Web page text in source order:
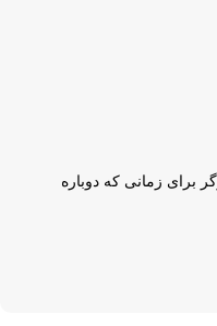
برای زمانی که دوباره